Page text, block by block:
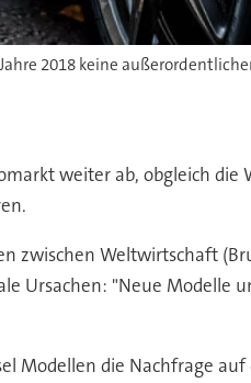
weiter ab, obgleich
zwischen Weltwirtschaft
Ursachen: "Neue Modelle
Modellen die Nachfrage